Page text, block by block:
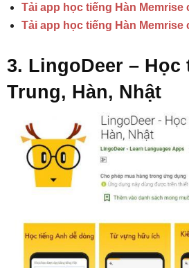
Tải app học tiếng Hàn Memrise
Tải app học tiếng Hàn Memrise
3. LingoDeer – Học
Trung, Hàn, Nhật